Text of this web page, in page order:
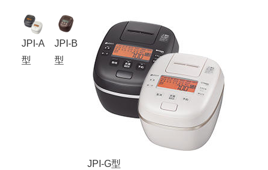
JPI-A
型
JPI-B
型
JPI-G型